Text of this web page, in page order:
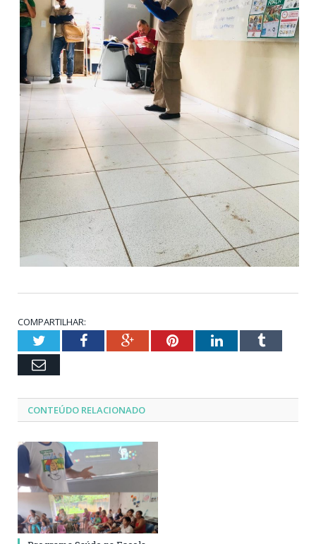
COMPARTILHAR:
TwitterFacebookGoogle+PinterestLinkedInTumblr
Email
CONTEÚDO RELACIONADO